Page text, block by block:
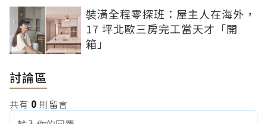
裝潢全程零探班：屋主人在海外，
17 坪北歐三房完工當天才「開
箱」
討論區
共有 0 則留言